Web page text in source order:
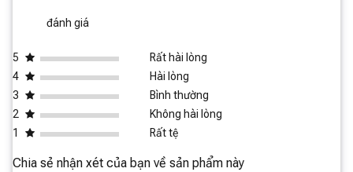
đánh giá
5
Rất hài lòng
4
Hài lòng
3
Bình thường
2
Không hài lòng
1
Rất tệ
Chia sẻ nhận xét của bạn về sản phẩm này